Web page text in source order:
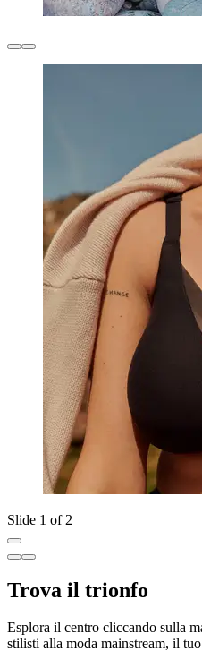
Slide 1 of 2
Trova il trionfo
Esplora il centro cliccando sulla
stilisti alla moda mainstream, il